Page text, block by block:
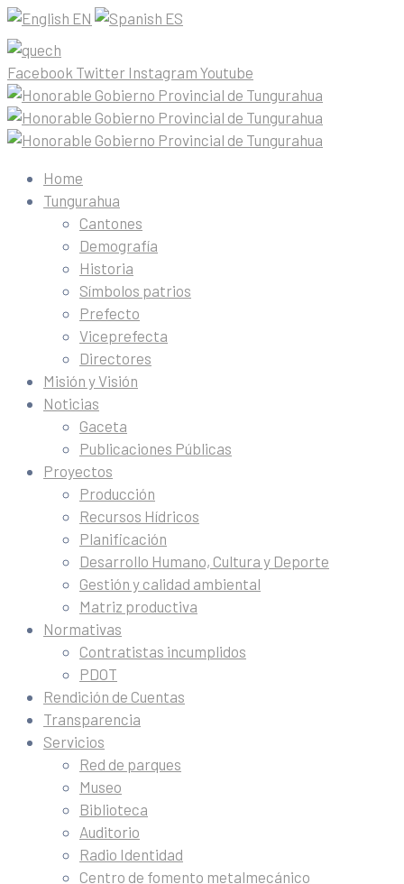
EN ES
Facebook Twitter Instagram Youtube
Home
Tungurahua
Cantones
Demografía
Historia
Símbolos patrios
Prefecto
Viceprefecta
Directores
Misión y Visión
Noticias
Gaceta
Publicaciones Públicas
Proyectos
Producción
Recursos Hídricos
Planificación
Desarrollo Humano, Cultura y Deporte
Gestión y calidad ambiental
Matriz productiva
Normativas
Contratistas incumplidos
PDOT
Rendición de Cuentas
Transparencia
Servicios
Red de parques
Museo
Biblioteca
Auditorio
Radio Identidad
Centro de fomento metalmecánico